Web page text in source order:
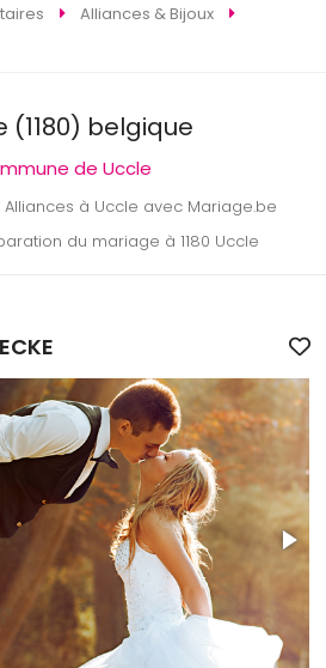
Alliances & Bijoux
(1180) belgique
de Uccle
à Uccle avec Mariage.be
du mariage à 1180 Uccle